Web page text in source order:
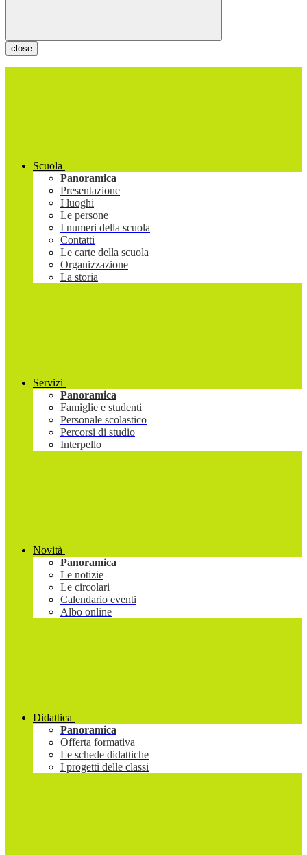
close
Scuola
Panoramica
Presentazione
I luoghi
Le persone
I numeri della scuola
Contatti
Le carte della scuola
Organizzazione
La storia
Servizi
Panoramica
Famiglie e studenti
Personale scolastico
Percorsi di studio
Interpello
Novità
Panoramica
Le notizie
Le circolari
Calendario eventi
Albo online
Didattica
Panoramica
Offerta formativa
Le schede didattiche
I progetti delle classi